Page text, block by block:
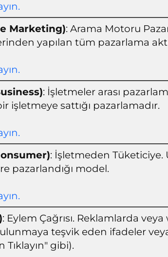
Marketing): Arama Motoru
yapılan tüm pazarlama
: İşletmeler arası
işletmeye sattığı pazarlamadır.
: İşletmeden
pazarlandığı model.
: Eylem Çağrısı. Reklamlarda
teşvik eden ifadeler
gibi).